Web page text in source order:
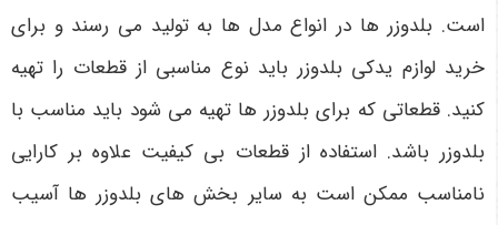
است. بلدوزر ها در انواع مدل ها به تولید می رسند و برای
خرید لوازم یدکی بلدوزر باید نوع مناسبی از قطعات را تهیه
کنید. قطعاتی که برای بلدوزر ها تهیه می شود باید مناسب با
بلدوزر باشد. استفاده از قطعات بی کیفیت علاوه بر کارایی
نامناسب ممکن است به سایر بخش های بلدوزر ها آسیب